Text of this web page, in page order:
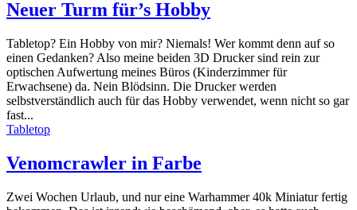
Neuer Turm für’s Hobby
Tabletop? Ein Hobby von mir? Niemals! Wer kommt denn auf so
einen Gedanken? Also meine beiden 3D Drucker sind rein zur
optischen Aufwertung meines Büros (Kinderzimmer für
Erwachsene) da. Nein Blödsinn. Die Drucker werden
selbstverständlich auch für das Hobby verwendet, wenn nicht so gar
fast...
Tabletop
Venomcrawler in Farbe
Zwei Wochen Urlaub, und nur eine Warhammer 40k Miniatur fertig